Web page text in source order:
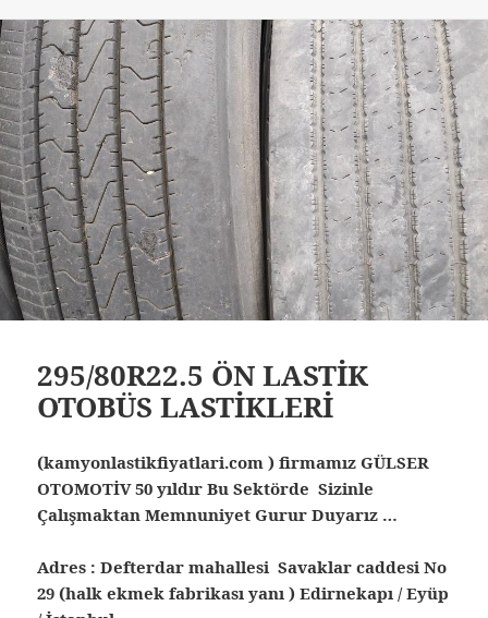
295/80R22.5 ÖN LASTİK
OTOBÜS LASTİKLERİ
(kamyonlastikfiyatlari.com ) firmamız GÜLSER
OTOMOTİV 50 yıldır Bu Sektörde Sizinle
Çalışmaktan Memnuniyet Gurur Duyarız …
Adres : Defterdar mahallesi Savaklar caddesi No
29 (halk ekmek fabrikası yanı ) Edirnekapı / Eyüp